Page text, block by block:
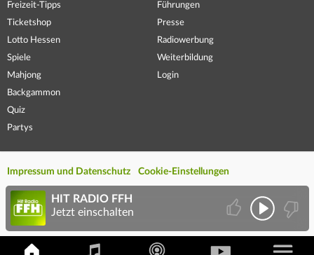
Freizeit-Tipps
Ticketshop
Lotto Hessen
Spiele
Mahjong
Backgammon
Quiz
Partys
Führungen
Presse
Radiowerbung
Weiterbildung
Login
Impressum und Datenschutz Cookie-Einstellungen
HIT RADIO FFH
Jetzt einschalten